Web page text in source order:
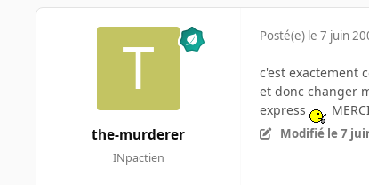
the-murderer
INpactien
Posté(e) le 7 juin
c'est exactement
et donc changer
express
MERCI
Modifié le 7